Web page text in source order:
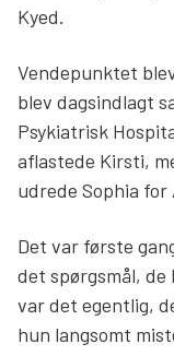
Kyed.
Vendepunktet
blev dagsindlagt
Psykiatrisk
aflastede Kirsti,
udrede Sophia for
Det var første
det spørgsmål, de
var det egentlig,
hun langsomt